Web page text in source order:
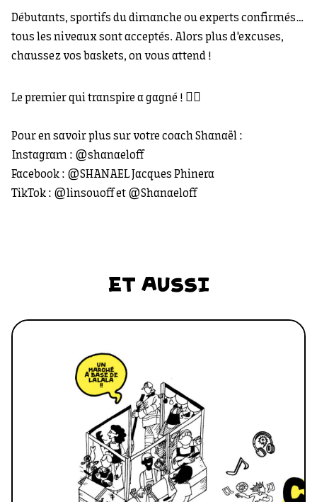
Débutants, sportifs du dimanche ou experts confirmés…
tous les niveaux sont acceptés. Alors plus d'excuses,
chaussez vos baskets, on vous attend !
Le premier qui transpire a gagné ! 🏋️‍♀️
Pour en savoir plus sur votre coach Shanaël :
Instagram : @shanaeloff
Facebook : @SHANAEL Jacques Phinera
TikTok : @linsouoff et @Shanaeloff
ET AUSSI